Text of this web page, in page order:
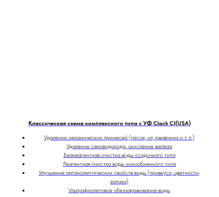
Классическая схема комплексного типа с УФ Clack CI(USA)
Удаление механических примесей (песок, ил, ржавчина и т. п.)
Удаление сероводорода, окисление железа
Безреагентная очистка воды осадочного типа
Реагентная очистка воды ионообменного типа
Улучшение органолептических свойств воды (привкуса, цветности,
запаха)
Ультрафиолетовое обеззараживание воды